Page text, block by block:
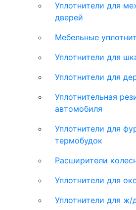
Уплотнители для
дверей
Мебельные
Уплотнители для
Уплотнители для
Уплотнительная
автомобиля
Уплотнители для
термобудок
Расширители
Уплотнители для
Уплотнители для ж/